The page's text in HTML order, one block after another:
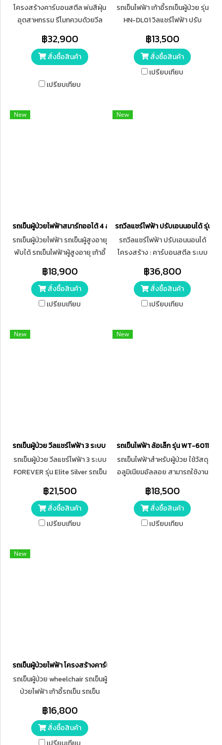
โครงสร้างคาร์บอนสตีล พ่นสีฝุ่น
อุตสาหกรรม รีโมทควบด้วยวีล
แชร์ไฟฟ้า Wheelchair จอยสติ๊ก
สามารถสลับข้างได้
฿32,900
สั่งซื้อสินค้า
เปรียบเทียบ
รถเข็นไฟฟ้า เก้าอี้รถเข็นผู้ป่วย รุ่น
HN-DL01 วิลแชร์ไฟฟ้า ปรับ
ควบคุมด้วยจอยสติ๊ก ใช้งานง่าย
สะดวก
฿13,500
สั่งซื้อสินค้า
เปรียบเทียบ
New
รถเข็นผู้ป่วยไฟฟ้าสมาร์ทออโต้ 4 ล้อ ปรับเอนนอนได้
รถเข็นผู้ป่วยไฟฟ้า รถเข็นผู้สูงอายุ
พับได้ รถเข็นไฟฟ้าผู้สูงอายุ เก้าอี้
รถเข็น
฿18,900
สั่งซื้อสินค้า
เปรียบเทียบ
New
รถวีลแชร์ไฟฟ้า ปรับเอนนอนได้ รุ่น เ
รถวีลแชร์ไฟฟ้า ปรับเอนนอนได้
โครงสร้าง : คาร์บอนสตีล ระบบ
เบรกไฟฟ้าอัตโนมัติ ป้องกันรถ
ไหล, เบรกมือ, แตร, ล้อกันรถ
หงายและ เข็มขัดนิรภัย ล้อ: ล้อ
ทิศทางได้ง่าย ปรับความเร็วได้ 5
120 กก.
฿36,800
สั่งซื้อสินค้า
เปรียบเทียบ
New
รถเข็นผู้ป่วย วีลแชร์ไฟฟ้า 3 ระบบ FOREVER รุ่น Elite Silver
รถเข็นผู้ป่วย วีลแชร์ไฟฟ้า 3 ระบบ
FOREVER รุ่น Elite Silver รถเข็น
วีลแชร์คนแก่ บังคับทิศทางด้วย
ระบบไฟฟ้า ควบคุมโดยใช้ตัว
ควบคุม (จอยสติ๊ก)
฿21,500
สั่งซื้อสินค้า
เปรียบเทียบ
New
รถเข็นไฟฟ้า ล้อเล็ก รุ่น WT-6011
รถเข็นไฟฟ้าสำหรับผู้ป่วย ใช้วัสดุ
อลูมิเนียมอัลลอย สามารถใช้งาน
มือ สามารถวิ่งได้ต่อเนื่องสูงสุด
15-20 กิโลเมตร ขับเคลื่อนด้วย
มอเตอร์ 500 วัตต์ แบตเตอรี่
฿18,500
สั่งซื้อสินค้า
เปรียบเทียบ
New
รถเข็นผู้ป่วยไฟฟ้า โครงสร้างคาร์บอนสตีล
รถเข็นผู้ป่วย wheelchair รถเข็นผู้
ป่วยไฟฟ้า เก้าอี้รถเข็น รถเข็น
รถเข็นผู้ใหญ่พับได้
฿16,800
สั่งซื้อสินค้า